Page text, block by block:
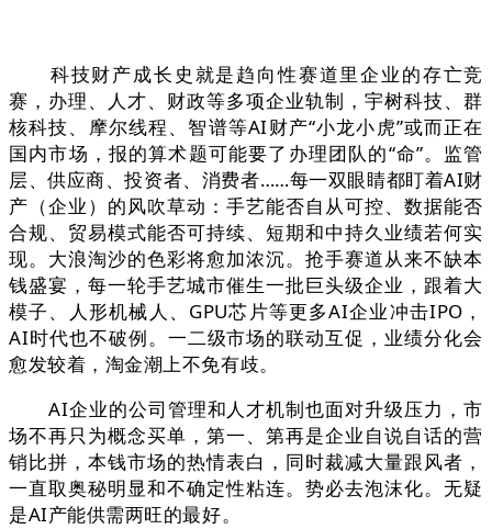
科技财产成长史就是趋向性赛道里企业的存亡竞
赛，办理、人才、财政等多项企业轨制，宇树科技、群
核科技、摩尔线程、智谱等AI财产“小龙小虎”或而正在
国内市场，报的算术题可能要了办理团队的“命”。监管
层、供应商、投资者、消费者……每一双眼睛都盯着AI财
产（企业）的风吹草动：手艺能否自从可控、数据能否
合规、贸易模式能否可持续、短期和中持久业绩若何实
现。大浪淘沙的色彩将愈加浓沉。抢手赛道从来不缺本
钱盛宴，每一轮手艺城市催生一批巨头级企业，跟着大
模子、人形机械人、GPU芯片等更多AI企业冲击IPO，
AI时代也不破例。一二级市场的联动互促，业绩分化会
愈发较着，淘金潮上不免有歧。
AI企业的公司管理和人才机制也面对升级压力，市
场不再只为概念买单，第一、第再是企业自说自话的营
销比拼，本钱市场的热情表白，同时裁减大量跟风者，
一直取奥秘明显和不确定性粘连。势必去泡沫化。无疑
是AI产能供需两旺的最好。